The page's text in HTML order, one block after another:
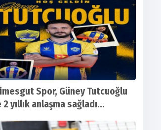
Spor, Güney Tutcuoğlu
2 yıllık anlaşma sağladı...